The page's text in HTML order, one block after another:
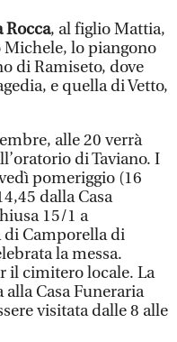
Rocca, al figlio Mattia,
lo piangono
di Ramiseto, dove
e quella di Vetto,
alle 20 verrà
di Taviano. I
pomeriggio (16
dalla Casa
15/1 a
di Camporella di
la messa.
il cimitero locale. La
alla Casa Funeraria
visitata dalle 8 alle